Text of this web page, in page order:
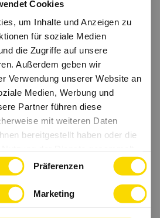
Cookies
um Inhalte und Anzeigen zu
für soziale Medien
die Zugriffe auf unsere
Außerdem geben wir
Verwendung unserer Website an
Medien, Werbung und
Partner führen diese
mit weiteren Daten
bereitgestellt haben oder die
Präferenzen
Marketing